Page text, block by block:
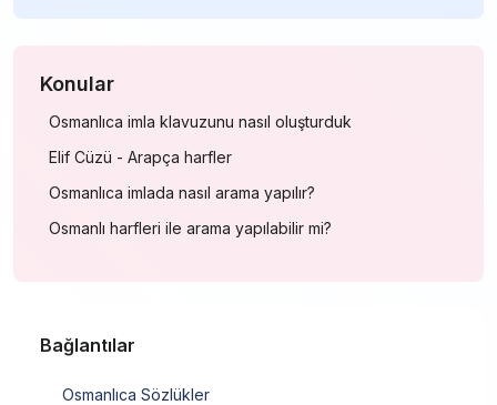
Konular
Osmanlıca imla klavuzunu nasıl oluşturduk
Elif Cüzü - Arapça harfler
Osmanlıca imlada nasıl arama yapılır?
Osmanlı harfleri ile arama yapılabilir mi?
Bağlantılar
Osmanlıca Sözlükler